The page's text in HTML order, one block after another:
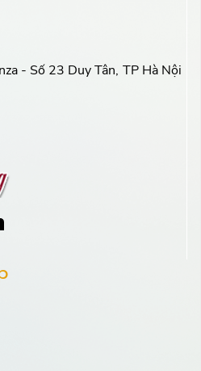
- Số 23 Duy Tân, TP Hà Nội